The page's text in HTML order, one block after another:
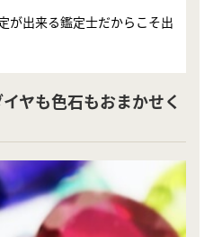
が出来る鑑定士だからこそ出
ヤも色石もおまかせく